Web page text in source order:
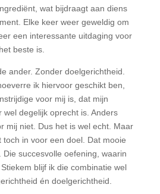
wat bijdraagt aan diens
Elke keer weer geweldig om
een interessante uitdaging voor
beste is.
ander. Zonder doelgerichtheid.
ik hiervoor geschikt ben,
voor mij is, dat mijn
wel degelijk oprecht is. Anders
mij niet. Dus het is wel echt. Maar
toch in voor een doel. Dat mooie
succesvolle oefening, waarin
blijf ik die combinatie wel
én doelgerichtheid.